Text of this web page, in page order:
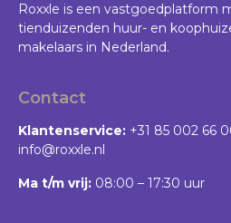
Roxxle is een vastgoedplatform
tienduizenden huur- en
makelaars in Nederland.
Contact
Klantenservice: +31 85 002 66
info@roxxle.nl
Ma t/m vrij: 08:00 – 17:30 uur